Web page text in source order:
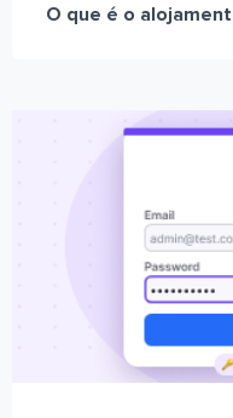
O que é o